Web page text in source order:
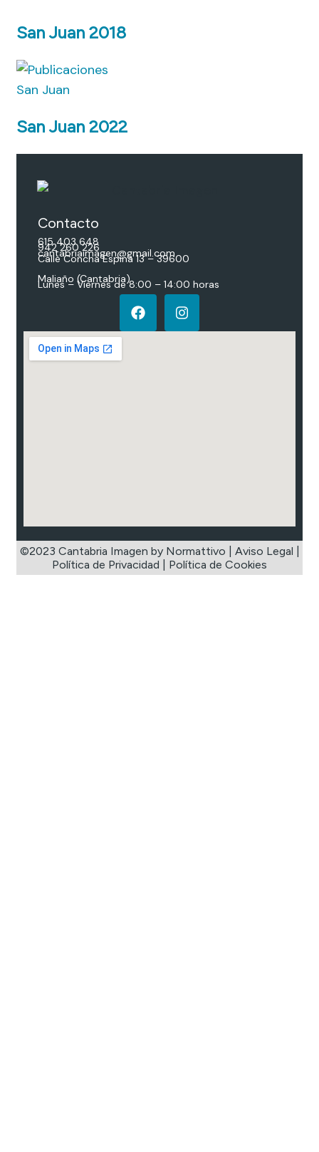
San Juan 2018
San Juan
San Juan 2022
Contacto
615 403 648
942 260 226
cantabriaimagen@gmail.com
Calle Concha Espina 13 – 39600
Maliaño (Cantabria)
Lunes – Viernes de 8:00 – 14:00 horas
©2023 Cantabria Imagen by Normattivo | Aviso Legal
Política de Privacidad
Política de Cookies